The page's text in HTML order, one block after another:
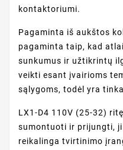
kontaktoriumi.
Pagaminta iš aukštos
pagaminta taip, kad
sunkumus ir užtikrintų
veikti esant įvairioms
sąlygoms, todėl yra
LX1-D4 110V (25-32)
sumontuoti ir prijungti,
reikalinga tvirtinimo